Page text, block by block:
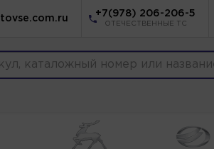
+7(978) 206-206-5
ОТЕЧЕСТВЕННЫЕ ТС